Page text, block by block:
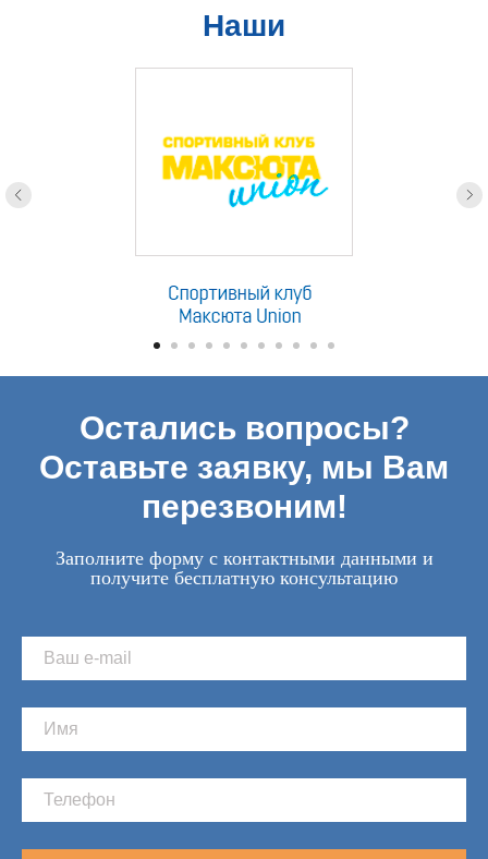
Наши
Остались вопросы?
Оставьте заявку, мы Вам
перезвоним!
Заполните форму с контактными данными и
получите бесплатную консультацию